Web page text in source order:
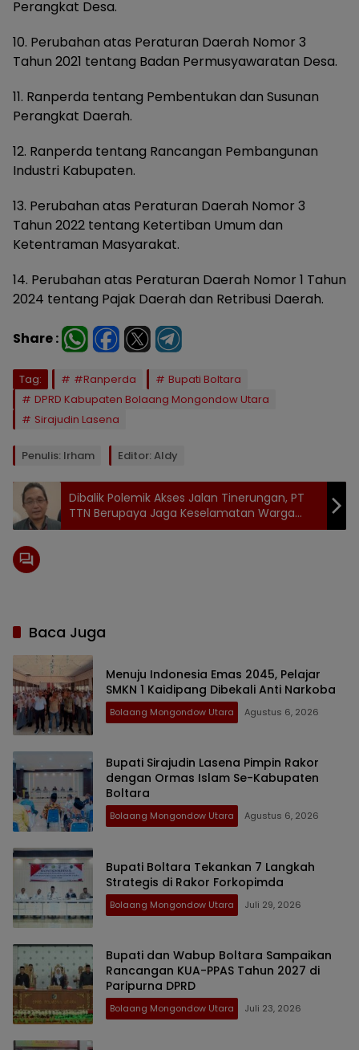
Perangkat Desa.
10. Perubahan atas Peraturan Daerah Nomor 3
Tahun 2021 tentang Badan Permusyawaratan Desa.
11. Ranperda tentang Pembentukan dan Susunan
Perangkat Daerah.
12. Ranperda tentang Rancangan Pembangunan
Industri Kabupaten.
13. Perubahan atas Peraturan Daerah Nomor 3
Tahun 2022 tentang Ketertiban Umum dan
Ketentraman Masyarakat.
14. Perubahan atas Peraturan Daerah Nomor 1 Tahun
2024 tentang Pajak Daerah dan Retribusi Daerah.
Share :
Tag: #Ranperda
Bupati Boltara
DPRD Kabupaten Bolaang Mongondow Utara
Sirajudin Lasena
Penulis: Irham Editor: Aldy
​Dibalik Polemik Akses Jalan Tinerungan, PT
TTN Berupaya Jaga Keselamatan Warga
sebagai Prioritas Utama
Baca Juga
Menuju Indonesia Emas 2045, Pelajar
SMKN 1 Kaidipang Dibekali Anti Narkoba
Bolaang Mongondow Utara Agustus 6, 2026
Bupati Sirajudin Lasena Pimpin Rakor
dengan Ormas Islam Se-Kabupaten
Boltara
Bolaang Mongondow Utara Agustus 6, 2026
Bupati Boltara Tekankan 7 Langkah
Strategis di Rakor Forkopimda
Bolaang Mongondow Utara Juli 29, 2026
Bupati dan Wabup Boltara Sampaikan
Rancangan KUA-PPAS Tahun 2027 di
Paripurna DPRD
Bolaang Mongondow Utara Juli 23, 2026